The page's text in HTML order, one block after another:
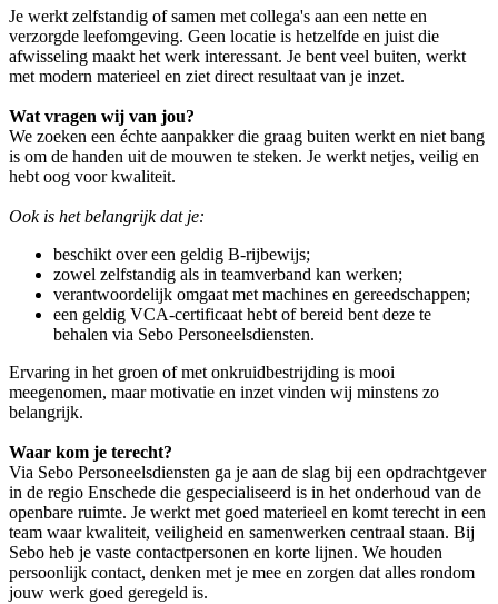
Je werkt zelfstandig of samen met collega's aan een nette en
verzorgde leefomgeving. Geen locatie is hetzelfde en juist die
afwisseling maakt het werk interessant. Je bent veel buiten, werkt
met modern materieel en ziet direct resultaat van je inzet.
Wat vragen wij van jou?
We zoeken een échte aanpakker die graag buiten werkt en niet bang
is om de handen uit de mouwen te steken. Je werkt netjes, veilig en
hebt oog voor kwaliteit.
Ook is het belangrijk dat je:
beschikt over een geldig B-rijbewijs;
zowel zelfstandig als in teamverband kan werken;
verantwoordelijk omgaat met machines en gereedschappen;
een geldig VCA-certificaat hebt of bereid bent deze te
behalen via Sebo Personeelsdiensten.
Ervaring in het groen of met onkruidbestrijding is mooi
meegenomen, maar motivatie en inzet vinden wij minstens zo
belangrijk.
Waar kom je terecht?
Via Sebo Personeelsdiensten ga je aan de slag bij een opdrachtgever
in de regio Enschede die gespecialiseerd is in het onderhoud van de
openbare ruimte. Je werkt met goed materieel en komt terecht in een
team waar kwaliteit, veiligheid en samenwerken centraal staan. Bij
Sebo heb je vaste contactpersonen en korte lijnen. We houden
persoonlijk contact, denken met je mee en zorgen dat alles rondom
jouw werk goed geregeld is.